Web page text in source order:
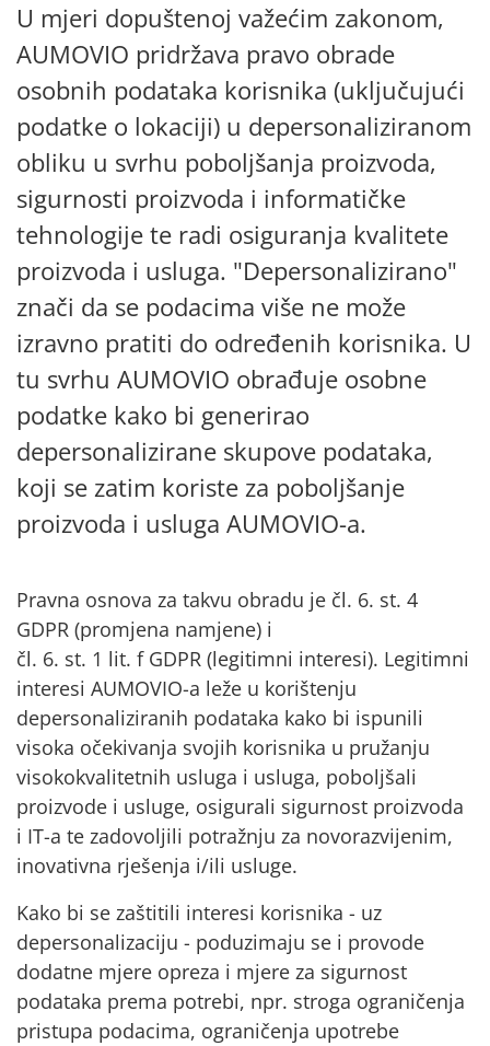
U mjeri dopuštenoj važećim zakonom,
AUMOVIO pridržava pravo obrade
osobnih podataka korisnika (uključujući
podatke o lokaciji) u depersonaliziranom
obliku u svrhu poboljšanja proizvoda,
sigurnosti proizvoda i informatičke
tehnologije te radi osiguranja kvalitete
proizvoda i usluga. "Depersonalizirano"
znači da se podacima više ne može
izravno pratiti do određenih korisnika. U
tu svrhu AUMOVIO obrađuje osobne
podatke kako bi generirao
depersonalizirane skupove podataka,
koji se zatim koriste za poboljšanje
proizvoda i usluga AUMOVIO-a.
Pravna osnova za takvu obradu je čl. 6. st. 4
GDPR (promjena namjene) i
čl. 6. st. 1 lit. f GDPR (legitimni interesi). Legitimni
interesi AUMOVIO-a leže u korištenju
depersonaliziranih podataka kako bi ispunili
visoka očekivanja svojih korisnika u pružanju
visokokvalitetnih usluga i usluga, poboljšali
proizvode i usluge, osigurali sigurnost proizvoda
i IT-a te zadovoljili potražnju za novorazvijenim,
inovativna rješenja i/ili usluge.
Kako bi se zaštitili interesi korisnika - uz
depersonalizaciju - poduzimaju se i provode
dodatne mjere opreza i mjere za sigurnost
podataka prema potrebi, npr. stroga ograničenja
pristupa podacima, ograničenja upotrebe